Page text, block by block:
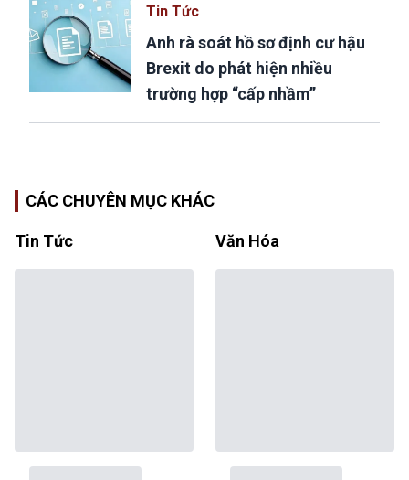
Tin Tức
Anh rà soát hồ sơ định cư hậu
Brexit do phát hiện nhiều
trường hợp “cấp nhầm”
CÁC CHUYÊN MỤC KHÁC
Tin Tức Văn Hóa